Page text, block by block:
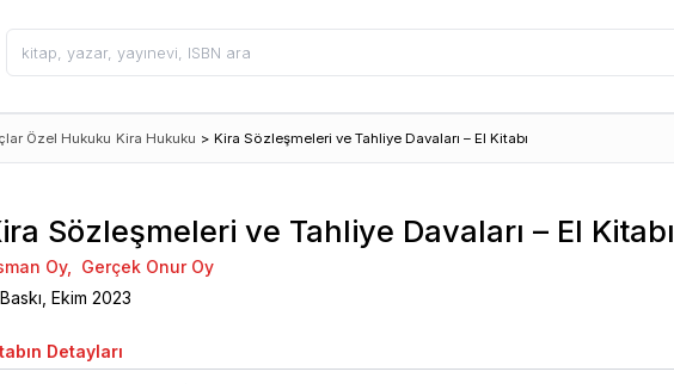
Özel Hukuku Kira Hukuku > Kira Sözleşmeleri ve Tahliye Davaları – El Kitabı
Sözleşmeleri ve Tahliye Davaları – El Kitabı
Oy,
Gerçek Onur Oy
Ekim 2023
Detayları